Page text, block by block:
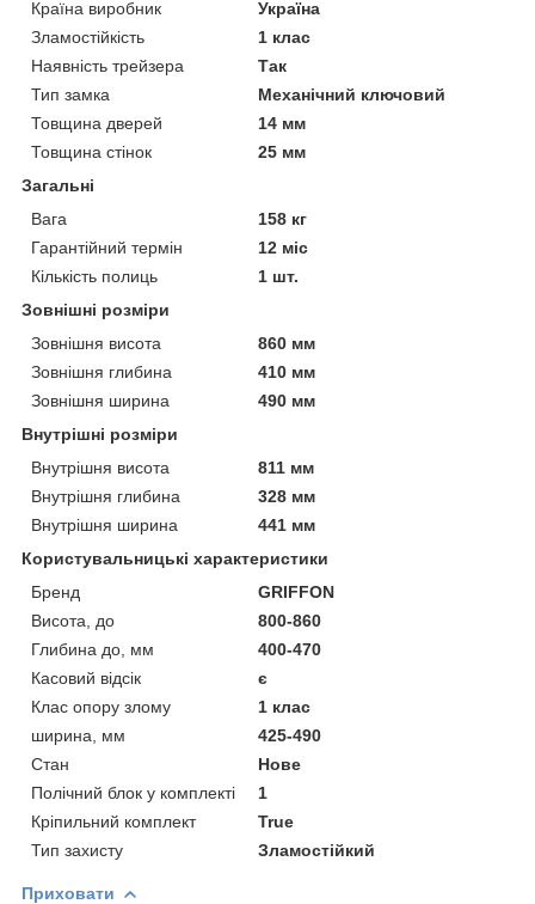
Країна виробник
Україна
Зламостійкість
1 клас
Наявність трейзера
Так
Тип замка
Механічний ключовий
Товщина дверей
14 мм
Товщина стінок
25 мм
Загальні
Вага
158 кг
Гарантійний термін
12 міс
Кількість полиць
1 шт.
Зовнішні розміри
Зовнішня висота
860 мм
Зовнішня глибина
410 мм
Зовнішня ширина
490 мм
Внутрішні розміри
Внутрішня висота
811 мм
Внутрішня глибина
328 мм
Внутрішня ширина
441 мм
Користувальницькі характеристики
Бренд
GRIFFON
Висота, до
800-860
Глибина до, мм
400-470
Касовий відсік
є
Клас опору злому
1 клас
ширина, мм
425-490
Стан
Нове
Полічний блок у комплекті
1
Кріпильний комплект
True
Тип захисту
Зламостійкий
Приховати